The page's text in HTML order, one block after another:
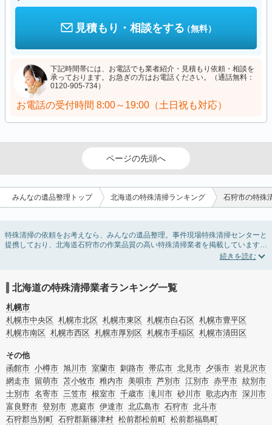
見積もり・相談をする（無料）
下記時間帯には、お電話でも業者紹介・見積もり依頼・相談を
承っております。お急ぎの方はお電話ください。（通話無料：
0120-905-734）
お電話の受付時間 8:00～19:00（土日祝も対応）
ページの先頭へ
みんなの遺品整理トップ 北海道の特殊清掃ランキング 石狩市の特殊
特殊清掃の依頼をお考えなら、みんなの遺品整理。事件現場特殊清掃センターと
提携しており、北海道石狩市の作業品質の高い特殊清掃業者を掲載しています。
孤独死・孤立死に伴う不用品の処分・回収・引き取りから、事件・事故・自殺現
ムによる原状回復・オゾン脱臭機による腐敗臭などの臭いの脱臭・消臭サービス
など絞り込み条件を利用し検索してみましょう。
また故人のご遺族だけでなく不動産管理会社様やオーナー様(賃貸家主様)、行政
のご担当者様でも相談できます。
北海道の特殊清掃業者ランキング一覧
札幌市
札幌市中央区 札幌市北区 札幌市東区 札幌市白石区 札幌市豊平区
札幌市南区 札幌市西区 札幌市厚別区 札幌市手稲区 札幌市清田区
その他
函館市 小樽市 旭川市 室蘭市 釧路市 帯広市 北見市 夕張市 岩見沢市
網走市 留萌市 苫小牧市 稚内市 美唄市 芦別市 江別市 赤平市 紋別市
士別市 名寄市 三笠市 根室市 千歳市 滝川市 砂川市 歌志内市 深川市
富良野市 登別市 恵庭市 伊達市 北広島市 石狩市 北斗市
石狩郡当別町 石狩郡新篠津村 松前郡松前町 松前郡福島町